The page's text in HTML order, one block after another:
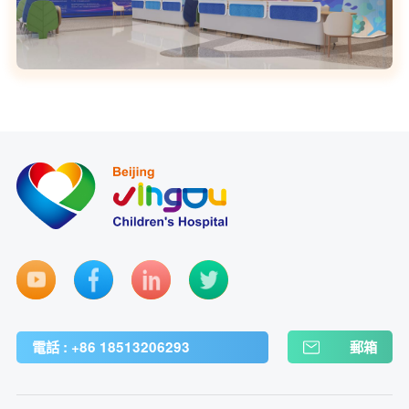
電話 : +86 18513206293 郵箱